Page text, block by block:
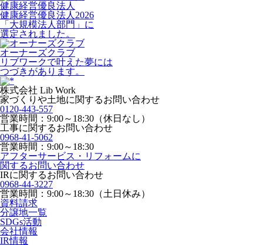
健康経営優良法人
健康経営優良法人2026
「大規模法人部門」に
選定されました。
オーナーズクラブ
リブワークで叶えた夢には
つづきがあります。
株式会社 Lib Work
家づくりや土地に関するお問い合わせ
0120-443-557
営業時間：9:00～18:30（休日なし）
工事に関するお問い合わせ
0968-41-5062
営業時間：9:00～18:30
アフターサービス・リフォームに
関するお問い合わせ
IRに関するお問い合わせ
0968-44-3227
営業時間：9:00～18:30（土日休み）
資料請求
分譲地一覧
SDGs活動
会社情報
IR情報